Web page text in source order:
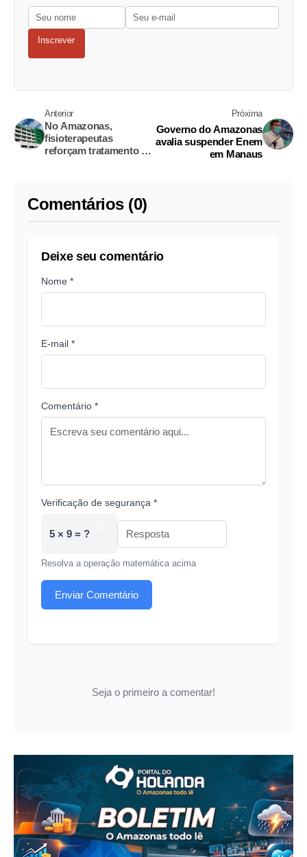
Inscrever
Anterior
No Amazonas,
fisioterapeutas
reforçam tratamento de
Próxima
Governo do Amazonas
avalia suspender Enem
em Manaus
Comentários (0)
Deixe seu comentário
Nome *
E-mail *
Comentário *
Verificação de segurança *
5 × 9 = ?
Resolva a operação matemática acima
Enviar Comentário
Seja o primeiro a comentar!